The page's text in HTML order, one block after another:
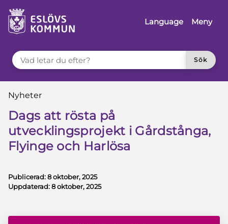
till innehåll
Language
Meny
VAD LETAR DU EFTER?
Sök
Du är här:
Nyheter
Dags att rösta på
utvecklingsprojekt i Gårdstånga,
Flyinge och Harlösa
Publicerad:8 oktober, 2025
Uppdaterad:8 oktober, 2025